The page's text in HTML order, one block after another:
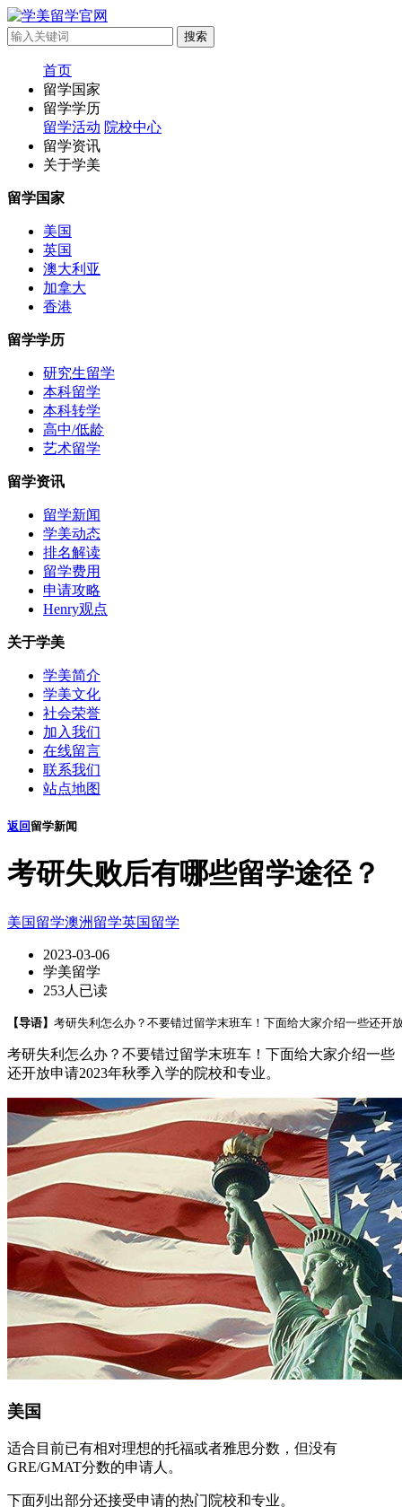
首页
留学国家
留学学历
留学活动 院校中心
留学资讯
关于学美
留学国家
美国
英国
澳大利亚
加拿大
香港
留学学历
研究生留学
本科留学
本科转学
高中/低龄
艺术留学
留学资讯
留学新闻
学美动态
排名解读
留学费用
申请攻略
Henry观点
关于学美
学美简介
学美文化
社会荣誉
加入我们
在线留言
联系我们
站点地图
返回 留学新闻
考研失败后有哪些留学途径？
美国留学澳洲留学英国留学
2023-03-06
学美留学
253人已读
【导语】 考研失利怎么办？不要错过留学末班车！下面给大家介绍一些还
考研失利怎么办？不要错过留学末班车！下面给大家介绍一些
还开放申请2023年秋季入学的院校和专业。
美国
适合目前已有相对理想的托福或者雅思分数，但没有
GRE/GMAT分数的申请人。
下面列出部分还接受申请的热门院校和专业。